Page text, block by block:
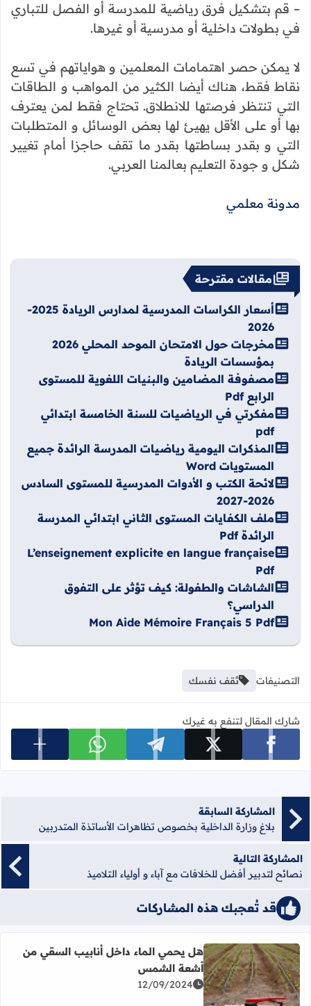
– قم بتشكيل فرق رياضية للمدرسة أو الفصل للتباري
في بطولات داخلية أو مدرسية أو غيرها.
لا يمكن حصر اهتمامات المعلمين و هواياتهم في تسع
نقاط فقط، هناك أيضا الكثير من المواهب و الطاقات
التي تنتظر فرصتها للانطلاق. تحتاج فقط لمن يعترف
بها أو على الأقل يهيئ لها بعض الوسائل و المتطلبات
التي و بقدر بساطتها بقدر ما تقف حاجزا أمام تغيير
شكل و جودة التعليم بعالمنا العربي.
مدونة معلمي
مقالات مقترحة
أسعار الكراسات المدرسية لمدارس الريادة 2025-
2026
مخرجات حول الامتحان الموحد المحلي 2026
بمؤسسات الريادة
مصفوفة المضامين والبنيات اللغوية للمستوى
الرابع Pdf
مفكرتي في الرياضيات للسنة الخامسة ابتدائي
pdf
المذكرات اليومية رياضيات المدرسة الرائدة جميع
المستويات Word
لائحة الكتب و الأدوات المدرسية للمستوى السادس
2026-2027
ملف الكفايات المستوى الثاني ابتدائي المدرسة
الرائدة Pdf
L’enseignement explicite en langue française
Pdf
الشاشات والطفولة: كيف تؤثر على التفوق
الدراسي؟
Mon Aide Mémoire Français 5 Pdf
التصنيفات ثقف نفسك
شارك المقال لتنفع به غيرك
شارك على facebook شارك على x شارك على telegram شارك على whatsapp عرض
المشاركة السابقة
بلاغ وزارة الداخلية بخصوص تظاهرات الأساتذة المتدربين
المشاركة التالية
نصائح لتدبير أفضل للخلافات مع آباء و أولياء التلاميذ
قد تُعجبك هذه المشاركات
اقرأ المزيد عن هل يحمي الماء داخل أنابيب السقي من
هل يحمي الماء داخل أنابيب السقي من
أشعة الشمس
12/09/2024